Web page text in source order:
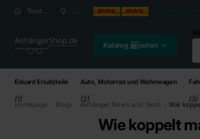
Trusted Shops Kundenbewertung: 4,8/5 RückgaberechtVersandkosten ab
Katalog ansehen
Eduard Ersatzteile
(1)
Auto, Motorrad und Wohnwagen
(2) (3)
Homepage Blogs Anhänger News und Tests Wie
Wie koppelt